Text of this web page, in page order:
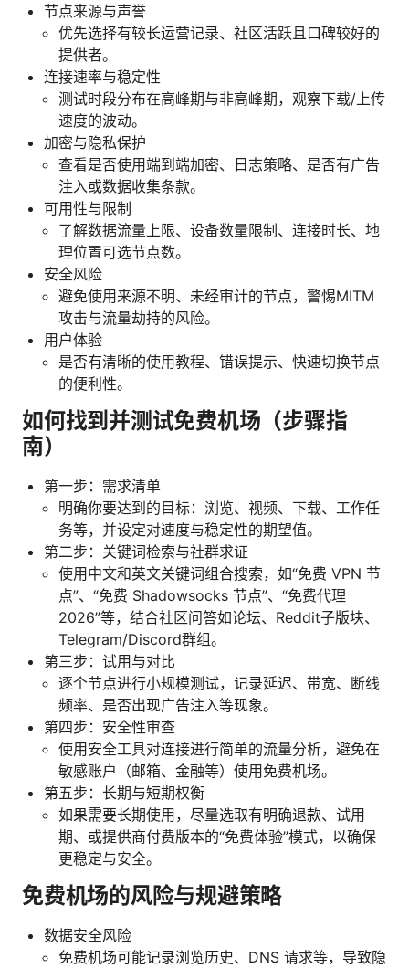
节点来源与声誉
优先选择有较长运营记录、社区活跃且口碑较好的
提供者。
连接速率与稳定性
测试时段分布在高峰期与非高峰期，观察下载/上传
速度的波动。
加密与隐私保护
查看是否使用端到端加密、日志策略、是否有广告
注入或数据收集条款。
可用性与限制
了解数据流量上限、设备数量限制、连接时长、地
理位置可选节点数。
安全风险
避免使用来源不明、未经审计的节点，警惕MITM
攻击与流量劫持的风险。
用户体验
是否有清晰的使用教程、错误提示、快速切换节点
的便利性。
如何找到并测试免费机场（步骤指
南）
第一步：需求清单
明确你要达到的目标：浏览、视频、下载、工作任
务等，并设定对速度与稳定性的期望值。
第二步：关键词检索与社群求证
使用中文和英文关键词组合搜索，如“免费 VPN 节
点”、“免费 Shadowsocks 节点”、“免费代理
2026”等，结合社区问答如论坛、Reddit子版块、
Telegram/Discord群组。
第三步：试用与对比
逐个节点进行小规模测试，记录延迟、带宽、断线
频率、是否出现广告注入等现象。
第四步：安全性审查
使用安全工具对连接进行简单的流量分析，避免在
敏感账户（邮箱、金融等）使用免费机场。
第五步：长期与短期权衡
如果需要长期使用，尽量选取有明确退款、试用
期、或提供商付费版本的“免费体验”模式，以确保
更稳定与安全。
免费机场的风险与规避策略
数据安全风险
免费机场可能记录浏览历史、DNS 请求等，导致隐